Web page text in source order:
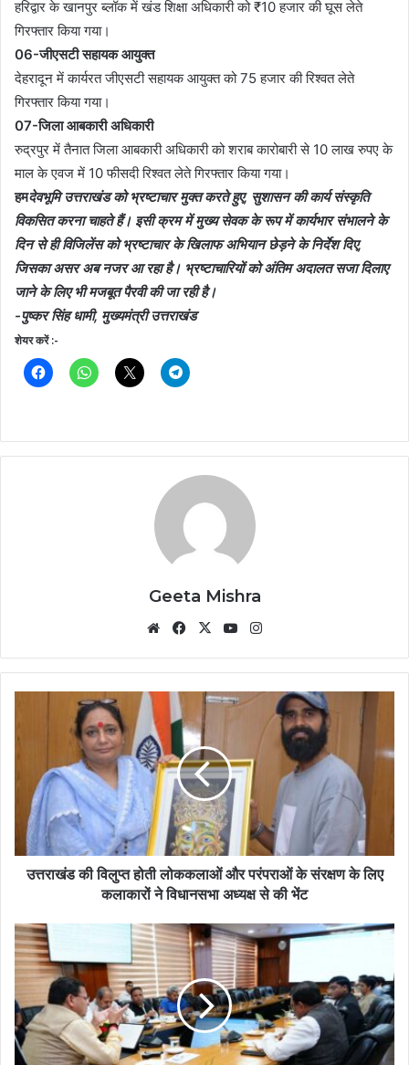
हरिद्वार के खानपुर ब्लॉक में खंड शिक्षा अधिकारी को ₹10 हजार की घूस लेते
गिरफ्तार किया गया।
06-जीएसटी सहायक आयुक्त
देहरादून में कार्यरत जीएसटी सहायक आयुक्त को 75 हजार की रिश्वत लेते
गिरफ्तार किया गया।
07-जिला आबकारी अधिकारी
रुद्रपुर में तैनात जिला आबकारी अधिकारी को शराब कारोबारी से 10 लाख रुपए के
माल के एवज में 10 फीसदी रिश्वत लेते गिरफ्तार किया गया।
हमदेवभूमि उत्तराखंड को भ्रष्टाचार मुक्त करते हुए, सुशासन की कार्य संस्कृति
विकसित करना चाहते हैं। इसी क्रम में मुख्य सेवक के रूप में कार्यभार संभालने के
दिन से ही विजिलेंस को भ्रष्टाचार के खिलाफ अभियान छेड़ने के निर्देश दिए,
जिसका असर अब नजर आ रहा है। भ्रष्टाचारियों को अंतिम अदालत सजा दिलाए
जाने के लिए भी मजबूत पैरवी की जा रही है।
-पुष्कर सिंह धामी, मुख्यमंत्री उत्तराखंड
शेयर करें :-
Geeta Mishra
WebsiteFacebook
X YouTube
उत्तराखंड की विलुप्त होती लोककलाओं और परंपराओं के संरक्षण के लिए
कलाकारों ने विधानसभा अध्यक्ष से की भेंट